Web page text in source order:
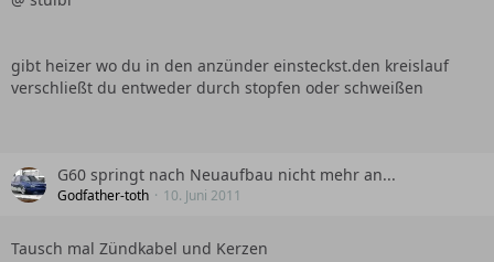
gibt heizer wo du in den anzünder einsteckst.den kreislauf
verschließt du entweder durch stopfen oder schweißen
G60 springt nach Neuaufbau nicht mehr an...
Godfather-toth 10. Juni 2011
Tausch mal Zündkabel und Kerzen